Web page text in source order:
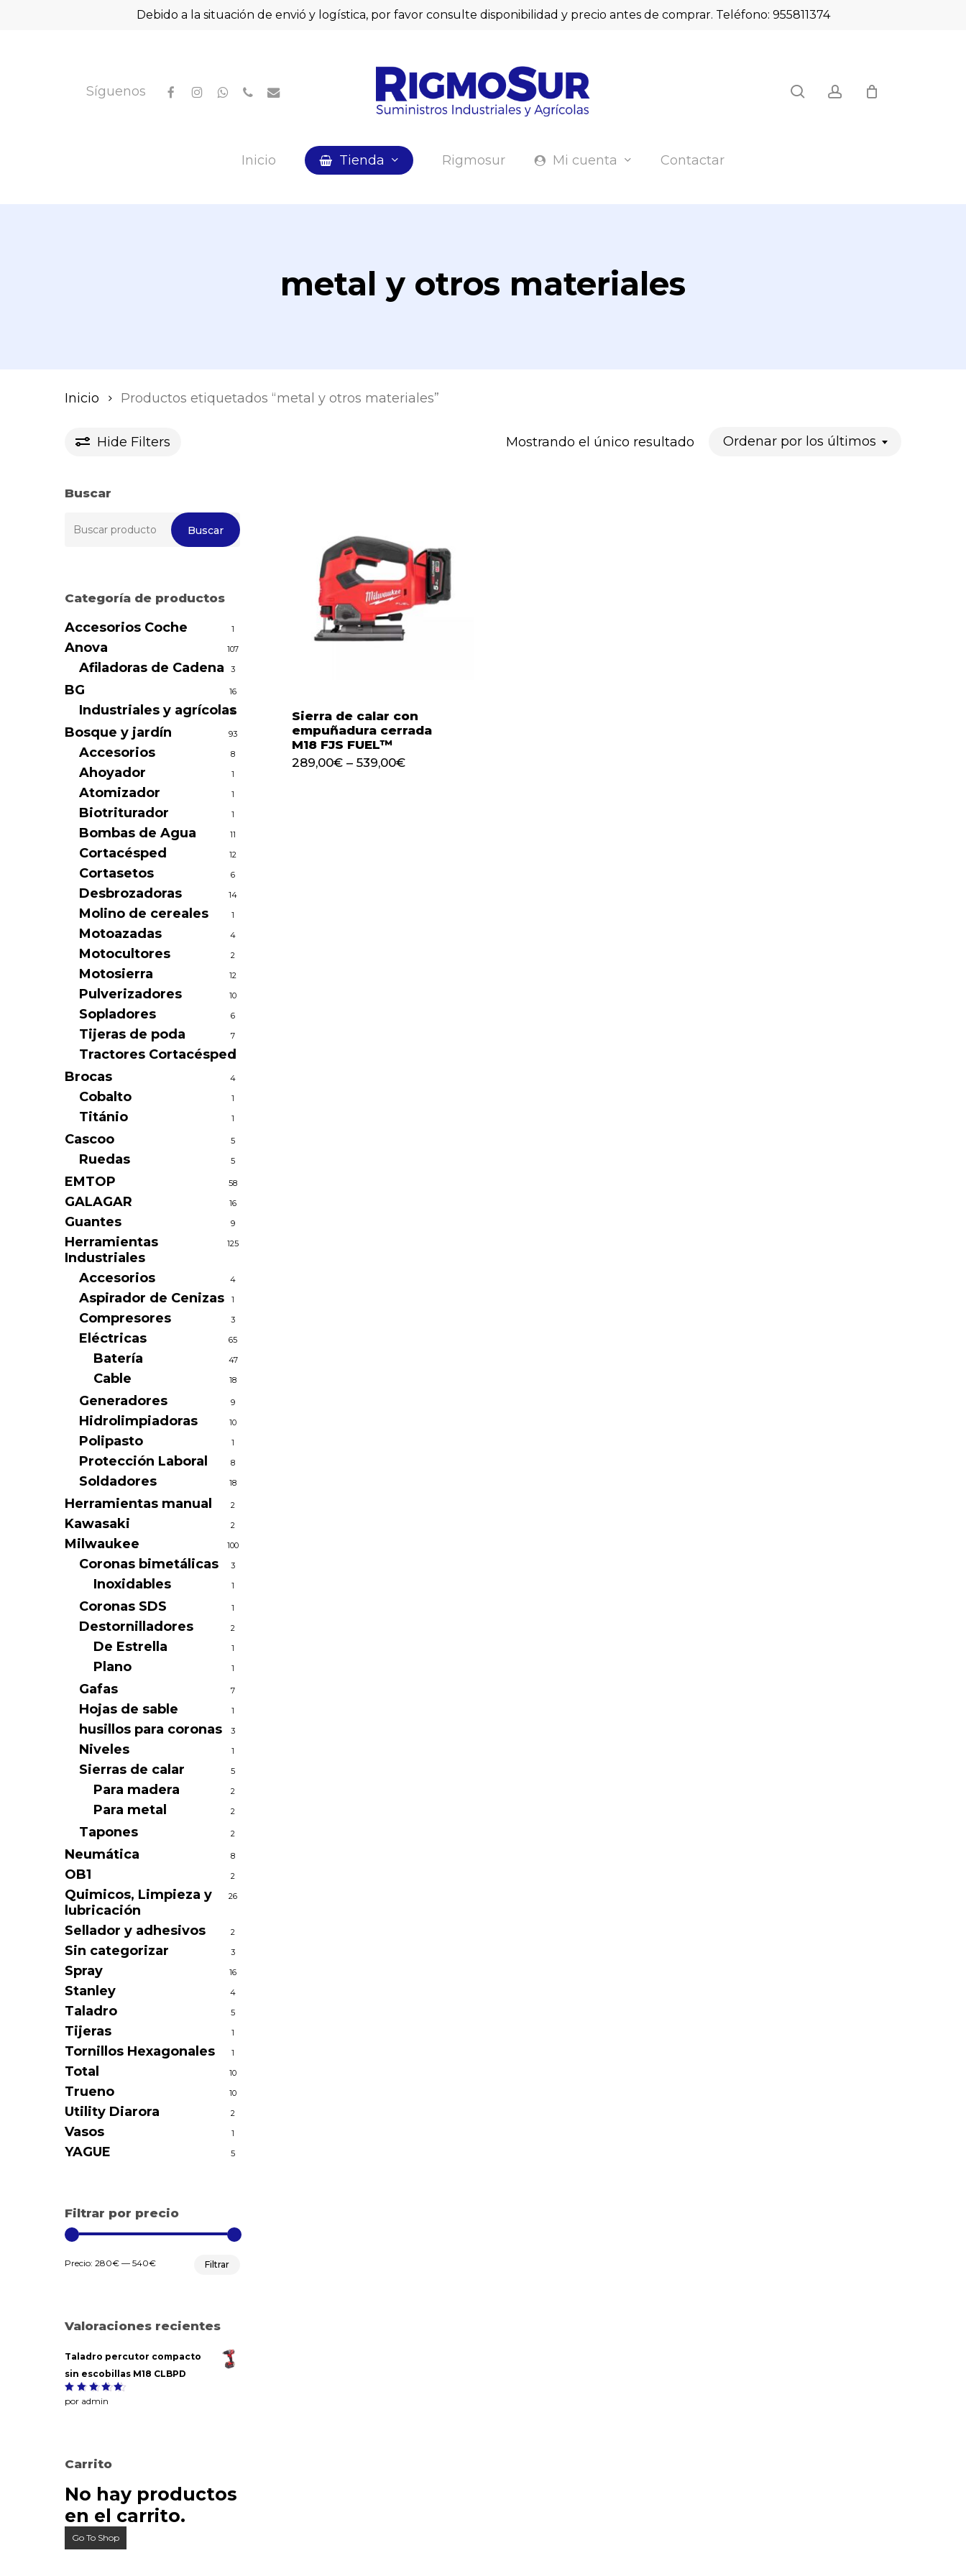
Debido a la situación de envió y logística, por favor consulte disponibilidad y precio antes de comprar. Teléfono: 955811374
Síguenos facebookinstagram
whatsapp
phoneemail
Inicio Tienda Rigmosur Mi cuenta Contactar
metal y otros materiales
Inicio Productos etiquetados “metal y otros materiales”
Hide Filters Mostrando el único resultado Ordenar por los últimos
Buscar
por:
Buscar
Categoría de productos
Accesorios Coche 1
Anova 107
Afiladoras de Cadena 3
BG 16
Industriales y agrícolas
16
Bosque y jardín 93
Accesorios 8
Ahoyador 1
Atomizador 1
Biotriturador 1
Bombas de Agua 11
Cortacésped 12
Cortasetos 6
Desbrozadoras 14
Molino de cereales 1
Motoazadas 4
Motocultores 2
Motosierra 12
Pulverizadores 10
Sopladores 6
Tijeras de poda 7
Tractores Cortacésped1
Brocas 4
Cobalto 1
Titánio 1
Cascoo 5
Ruedas 5
EMTOP 58
GALAGAR 16
Guantes 9
Herramientas
Industriales
125
Accesorios 4
Aspirador de Cenizas 1
Compresores 3
Eléctricas 65
Batería 47
Cable 18
Generadores 9
Hidrolimpiadoras 10
Polipasto 1
Protección Laboral 8
Soldadores 18
Herramientas manual 2
Kawasaki 2
Milwaukee 100
Coronas bimetálicas 3
Inoxidables 1
Coronas SDS 1
Destornilladores 2
De Estrella 1
Plano 1
Gafas 7
Hojas de sable 1
husillos para coronas 3
Niveles 1
Sierras de calar 5
Para madera 2
Para metal 2
Tapones 2
Neumática 8
OB1 2
Quimicos, Limpieza y
lubricación
26
Sellador y adhesivos 2
Sin categorizar 3
Spray 16
Stanley 4
Taladro 5
Tijeras 1
Tornillos Hexagonales 1
Total 10
Trueno 10
Utility Diarora 2
Vasos 1
YAGUE 5
Filtrar por precio
Filtrar
Precio: 280€ — 540€
Valoraciones recientes
Taladro percutor compacto
sin escobillas M18 CLBPD
Valorado
con
por admin
Carrito
No hay productos
en el carrito.
Go To Shop
Sierra de calar con
empuñadura cerrada
M18 FJS FUEL™
289,00€ – 539,00€